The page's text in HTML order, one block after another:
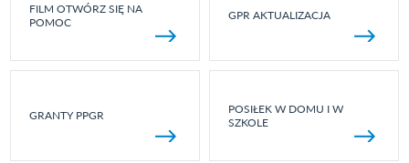
FILM OTWÓRZ SIĘ NA
POMOC
GPR AKTUALIZACJA
GRANTY PPGR
POSIŁEK W DOMU I W
SZKOLE